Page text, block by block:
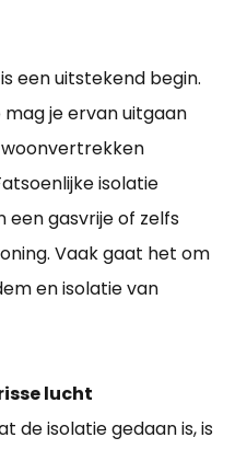
een uitstekend begin.
mag je ervan uitgaan
isolatie
een gasvrije of zelfs
Vaak gaat het om
en isolatie van
lucht
de isolatie gedaan is, is